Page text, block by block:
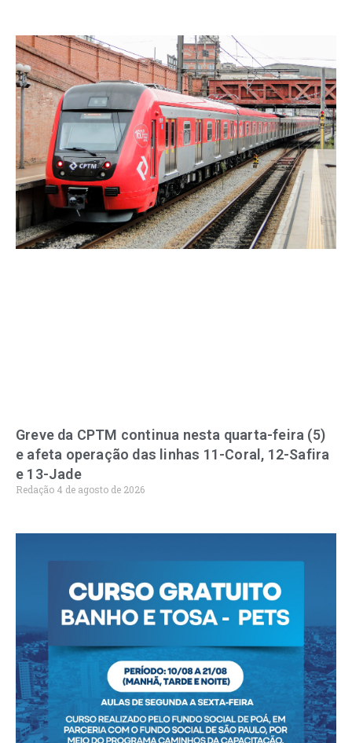
Greve da CPTM continua nesta quarta-feira (5)
e afeta operação das linhas 11-Coral, 12-Safira
e 13-Jade
Redação 4 de agosto de 2026